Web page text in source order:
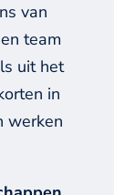
van
team
uit het
in
werken